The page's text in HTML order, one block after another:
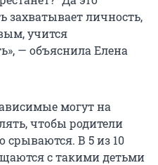
захватывает личность,
учится
— объяснила Елена
могут на
чтобы родители
срываются. В 5 из 10
с такими детьми